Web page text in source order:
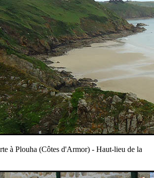
à Plouha (Côtes d'Armor) - Haut-lieu de la